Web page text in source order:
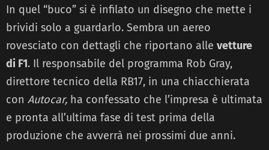
In quel “buco” si è infilato un disegno che mette i
brividi solo a guardarlo. Sembra un aereo
rovesciato con dettagli che riportano alle vetture
di F1. Il responsabile del programma Rob Gray,
direttore tecnico della RB17, in una chiacchierata
con Autocar, ha confessato che l’impresa è ultimata
e pronta all’ultima fase di test prima della
produzione che avverrà nei prossimi due anni.